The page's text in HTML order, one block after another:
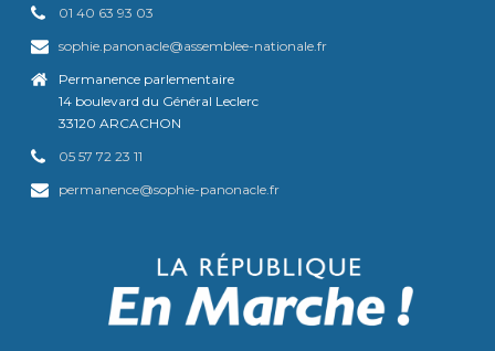
01 40 63 93 03
sophie.panonacle@assemblee-nationale.fr
Permanence parlementaire
14 boulevard du Général Leclerc
33120 ARCACHON
05 57 72 23 11
permanence@sophie-panonacle.fr